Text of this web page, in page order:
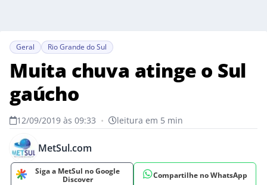
Geral Rio Grande do Sul
Muita chuva atinge o Sul
gaúcho
12/09/2019 às 09:33 • leitura em 5 min
MetSul.com
Siga a MetSul no Google
Discover
Compartilhe no WhatsApp